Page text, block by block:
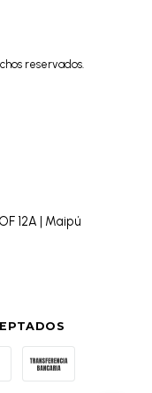
reservados.
12A | Maipú